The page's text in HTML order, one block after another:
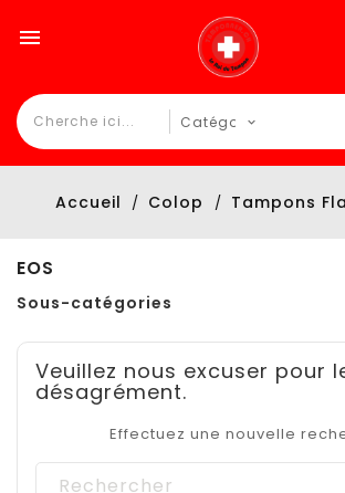

Accueil Colop Tampons
EOS
Sous-catégories
Veuillez nous excuser pour
désagrément.
Effectuez une nouvelle